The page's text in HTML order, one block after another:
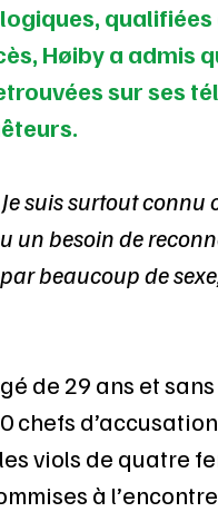
Høiby a admis
sur ses
Je suis surtout connu
un besoin de
par beaucoup de
de 29 ans et
chefs
viols de quatre
à